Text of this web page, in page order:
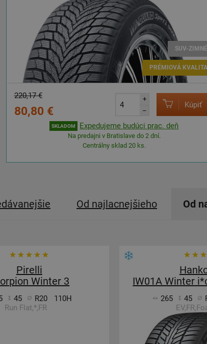
SUV-ZIMNÉ
PRÉMIOVÁ KVALITA
220,17 €
80,80 €
+
–
Kúpiť
SKLADOM Expedujeme budúci prac. deň
Na predajni v Bratislave do 2 dní.
Centrálny sklad 20 ks.
Od najlacnejšieho Od
Pirelli
Winter 3
45 R20
110H
Run Flat,*,FR
IW01A Winter
265 45